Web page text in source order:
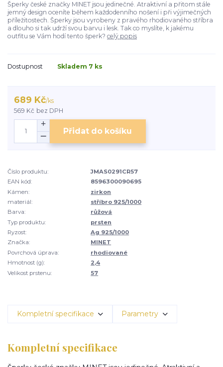
Šperky české značky MINET jsou jedinečné. Atraktivní a přitom stále
jemný design oceníte během každodenního nošení i při výjimečných
příležitostech. Šperky jsou vyrobeny z pravého rhodiovaného stříbra
a dlouho si tak udrží svou barvu i lesk. Tak co myslíte, k jakému
outfitu se Vám hodí tento šperk? celý popis
Dostupnost Skladem 7 ks
689 Kč/ks
569 Kč bez DPH
Přidat do košíku
Číslo produktu:
JMAS0291CR57
EAN kód:
8596300090695
Kámen:
zirkon
materiál:
stříbro 925/1000
Barva:
růžová
Typ produktu:
prsten
Ryzost:
Ag 925/1000
Značka:
MINET
Povrchová úprava:
rhodiované
Hmotnost (g):
2,4
Velikost prstenu:
57
Kompletní specifikace Parametry
Kompletní specifikace